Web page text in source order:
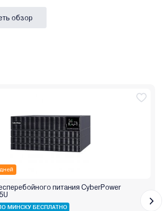
обзор
питания CyberPower
МИНСКУ БЕСПЛАТНО